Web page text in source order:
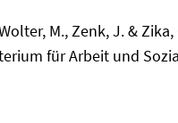
M., Zenk, J. &
für Arbeit und